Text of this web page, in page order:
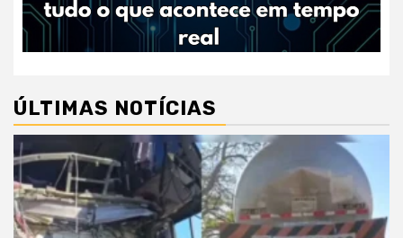
ÚLTIMAS NOTÍCIAS